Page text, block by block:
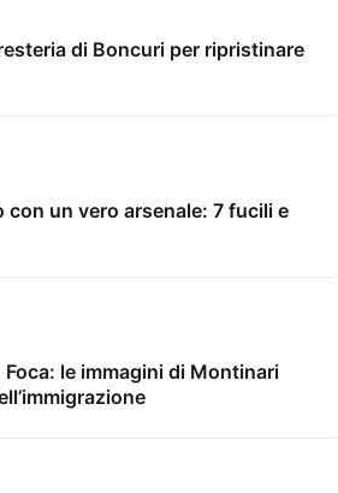
di Boncuri per ripristinare
un vero arsenale: 7 fucili e
le immagini di Montinari